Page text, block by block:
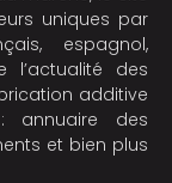
uniques par
espagnol,
l’actualité des
additive
annuaire des
et bien plus